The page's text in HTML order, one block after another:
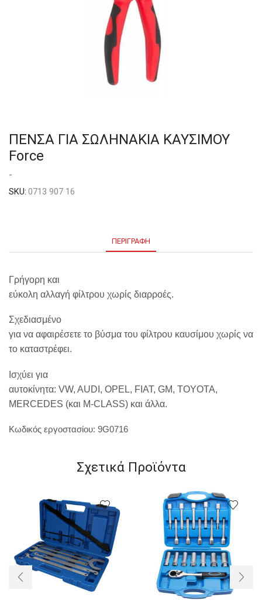
ΠΕΝΣΑ ΓΙΑ ΣΩΛΗΝΑΚΙΑ ΚΑΥΣΙΜΟΥ
Force
-
SKU: 0713 907 16
ΠΕΡΙΓΡΑΦΉ
Γρήγορη και
εύκολη αλλαγή φίλτρου χωρίς διαρροές.
Σχεδιασμένο
για να αφαιρέσετε το βύσμα του φίλτρου καυσίμου χωρίς να
το καταστρέφει.
Ισχύει για
αυτοκίνητα: VW, AUDI, OPEL, FIAT, GM, TOYOTA,
MERCEDES (και M-CLASS) και άλλα.
Κωδικός εργοστασίου: 9G0716
Σχετικά Προϊόντα